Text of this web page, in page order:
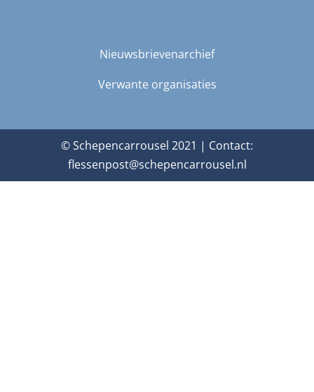
Nieuwsbrievenarchief
Verwante organisaties
© Schepencarrousel 2021 | Contact:
flessenpost@schepencarrousel.nl